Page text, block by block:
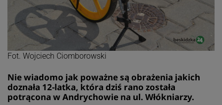
Fot. Wojciech Ciomborowski
Nie wiadomo jak poważne są obrażenia jakich
doznała 12-latka, która dziś rano została
potrącona w Andrychowie na ul. Włókniarzy.